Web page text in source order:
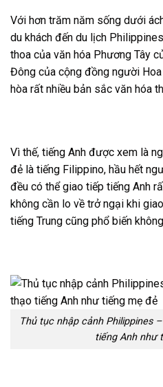
Với hơn trăm năm sống dưới
du khách đến du lịch
thoa của văn hóa Phương Tây
Đông của cộng đồng người
hòa rất nhiều bản sắc văn hóa
Vì thế, tiếng Anh được xem là
đẻ là tiếng Filippino, hầu hết
đều có thể giao tiếp tiếng Anh
không cần lo về trở ngại khi
tiếng Trung cũng phổ biến
Thủ tục nhập cảnh Philippines
tiếng Anh như